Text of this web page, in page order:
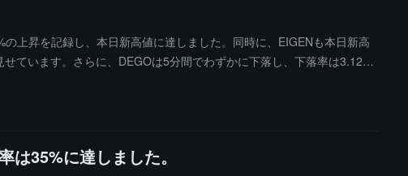
上昇を記録し、本日新高値に達しました。同時に、EIGENも本日新高
ています。さらに、DEGOは5分間でわずかに下落し、下落率は3.12%
35%に達しました。